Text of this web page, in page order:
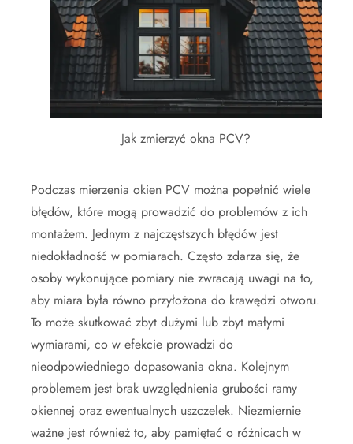
Jak zmierzyć okna PCV?
Podczas mierzenia okien PCV można popełnić wiele
błędów, które mogą prowadzić do problemów z ich
montażem. Jednym z najczęstszych błędów jest
niedokładność w pomiarach. Często zdarza się, że
osoby wykonujące pomiary nie zwracają uwagi na to,
aby miara była równo przyłożona do krawędzi otworu.
To może skutkować zbyt dużymi lub zbyt małymi
wymiarami, co w efekcie prowadzi do
nieodpowiedniego dopasowania okna. Kolejnym
problemem jest brak uwzględnienia grubości ramy
okiennej oraz ewentualnych uszczelek. Niezmiernie
ważne jest również to, aby pamiętać o różnicach w